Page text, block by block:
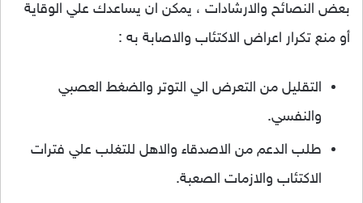
بعض النصائح والارشادات ، يمكن ان يساعدك علي الوقاية
أو منع تكرار اعراض الاكتئاب والاصابة به :
التقليل من التعرض الي التوتر والضغط العصبي
والنفسي.
طلب الدعم من الاصدقاء والاهل للتغلب علي فترات
الاكتئاب والازمات الصعبة.